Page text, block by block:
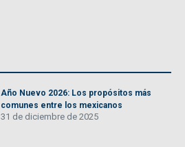
Año Nuevo 2026: Los propósitos más
comunes entre los mexicanos
31 de diciembre de 2025